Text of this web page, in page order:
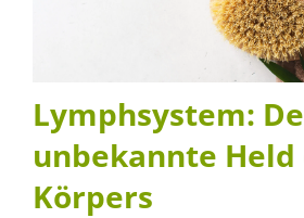
Lymphsystem:
unbekannte Held
Körpers